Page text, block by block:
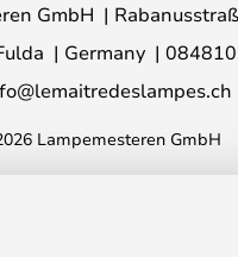
GmbH
Germany
Lampemesteren GmbH